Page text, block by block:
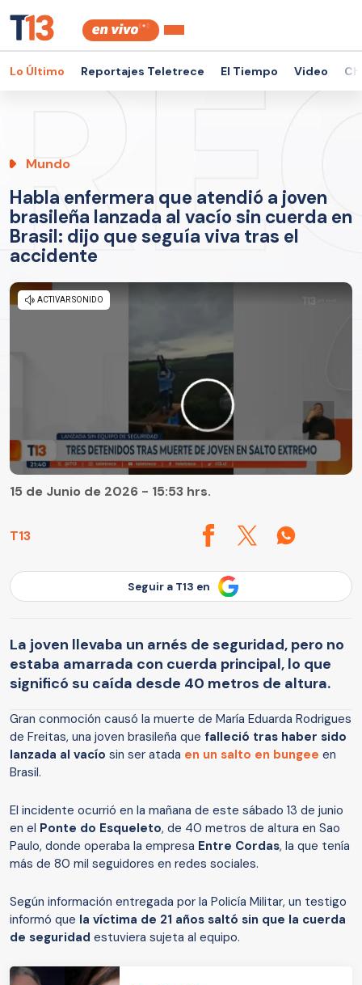
Lo Último Reportajes Teletrece El Tiempo Video
Mundo
Habla enfermera que atendió a joven
brasileña lanzada al vacío sin cuerda en
Brasil: dijo que seguía viva tras el
accidente
T13
15 de Junio de 2026 - 15:53 hrs.
Seguir a T13 en
La joven llevaba un arnés de seguridad, pero no
estaba amarrada con cuerda principal, lo que
significó su caída desde 40 metros de altura.
Gran conmoción causó la muerte de María Eduarda Rodrigues
de Freitas, una joven brasileña que falleció tras haber sido
lanzada al vacío sin ser atada en un salto en bungee en
Brasil.
El incidente ocurrió en la mañana de este sábado 13 de junio
en el Ponte do Esqueleto, de 40 metros de altura en Sao
Paulo, donde operaba la empresa Entre Cordas, la que tenía
más de 80 mil seguidores en redes sociales.
Según información entregada por la Policía Militar, un testigo
informó que la víctima de 21 años saltó sin que la cuerda
de seguridad estuviera sujeta al equipo.